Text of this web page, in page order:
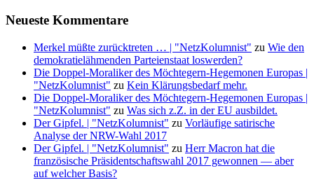
Neueste Kommentare
Merkel müßte zurücktreten … | "NetzKolumnist" zu Wie den
demokratielähmenden Parteienstaat loswerden?
Die Doppel-Moraliker des Möchtegern-Hegemonen Europas |
"NetzKolumnist" zu Kein Klärungsbedarf mehr.
Die Doppel-Moraliker des Möchtegern-Hegemonen Europas |
"NetzKolumnist" zu Was sich z.Z. in der EU ausbildet.
Der Gipfel. | "NetzKolumnist" zu Vorläufige satirische
Analyse der NRW-Wahl 2017
Der Gipfel. | "NetzKolumnist" zu Herr Macron hat die
französische Präsidentschaftswahl 2017 gewonnen — aber
auf welcher Basis?